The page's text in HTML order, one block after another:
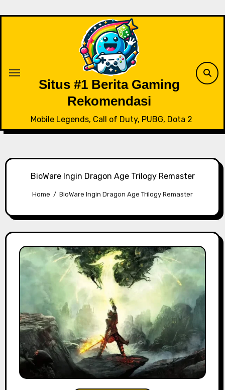
Situs #1 Berita Gaming
Rekomendasi
Mobile Legends, Call of Duty, PUBG, Dota 2
BioWare Ingin Dragon Age Trilogy Remaster
Home BioWare Ingin Dragon Age Trilogy Remaster